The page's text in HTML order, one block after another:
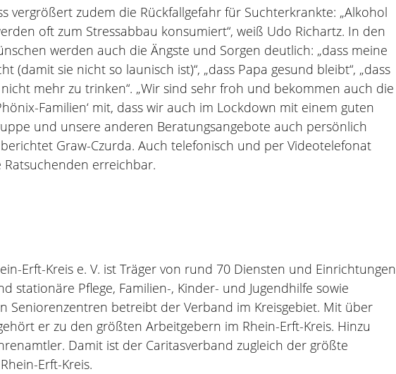
vergrößert zudem die Rückfallgefahr für Suchterkrankte: „Alkohol
oft zum Stressabbau konsumiert“, weiß Udo Richartz. In den
werden auch die Ängste und Sorgen deutlich: „dass meine
(damit sie nicht so launisch ist)“, „dass Papa gesund bleibt“, „dass
mehr zu trinken“. „Wir sind sehr froh und bekommen auch die
Familien‘ mit, dass wir auch im Lockdown mit einem guten
und unsere anderen Beratungsangebote auch persönlich
Graw-Czurda. Auch telefonisch und per Videotelefonat
erreichbar.
Erft-Kreis e. V. ist Träger von rund 70 Diensten und Einrichtungen
stationäre Pflege, Familien-, Kinder- und Jugendhilfe sowie
Seniorenzentren betreibt der Verband im Kreisgebiet. Mit über
er zu den größten Arbeitgebern im Rhein-Erft-Kreis. Hinzu
Damit ist der Caritasverband zugleich der größte
Erft-Kreis.